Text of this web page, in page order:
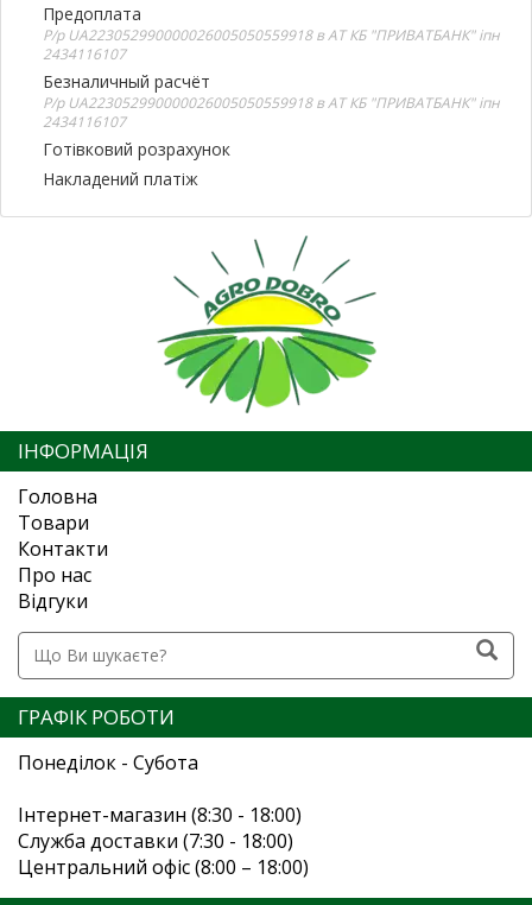
Предоплата
Р/р UA223052990000026005050559918 в АТ КБ "ПРИВАТБАНК" іпн
2434116107
Безналичный расчёт
Р/р UA223052990000026005050559918 в АТ КБ "ПРИВАТБАНК" іпн
2434116107
Готівковий розрахунок
Накладений платіж
ІНФОРМАЦІЯ
Головна
Товари
Контакти
Про нас
Відгуки
ГРАФІК РОБОТИ
Понеділок - Субота
Інтернет-магазин (8:30 - 18:00)
Служба доставки (7:30 - 18:00)
Центральний офіс (8:00 – 18:00)